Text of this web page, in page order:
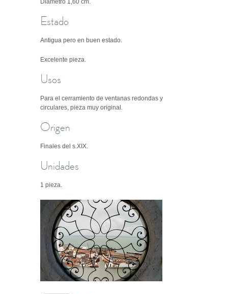
Estado
Antigua pero en buen estado.
Excelente pieza.
Usos
Para el cerramiento de ventanas redondas y
circulares, pieza muy original.
Origen
Finales del s.XIX.
Unidades
1 pieza.